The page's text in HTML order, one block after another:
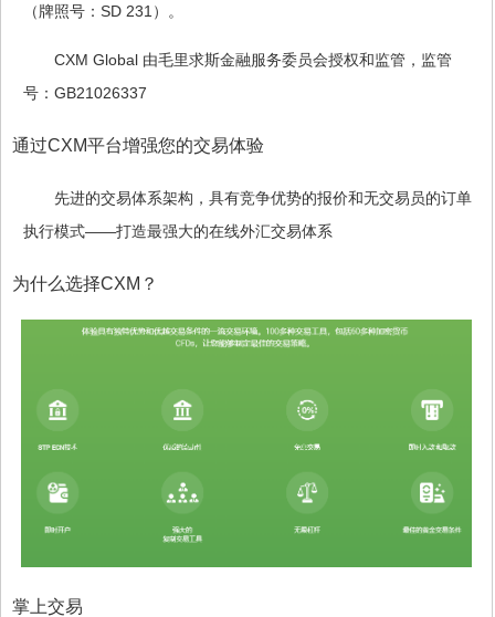
（牌照号：SD 231）。
CXM Global 由毛里求斯金融服务委员会授权和监管，监管
号：GB21026337
通过CXM平台增强您的交易体验
先进的交易体系架构，具有竞争优势的报价和无交易员的订单
执行模式——打造最强大的在线外汇交易体系
为什么选择CXM？
掌上交易